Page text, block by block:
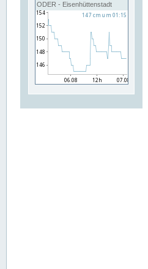
ODER - Eisenhüttenstadt